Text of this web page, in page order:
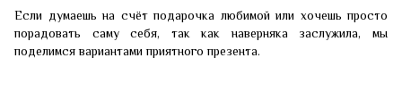
Если думаешь на счёт подарочка любимой или хочешь просто
порадовать саму себя, так как наверняка заслужила, мы
поделимся вариантами приятного презента.